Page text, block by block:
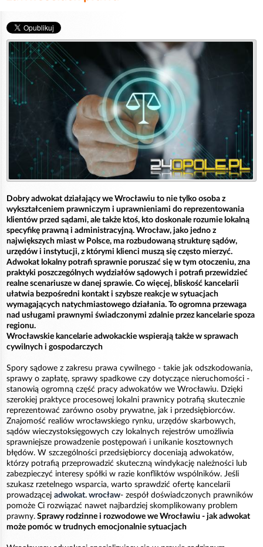
Dobry adwokat działający we Wrocławiu to nie tylko osoba z
wykształceniem prawniczym i uprawnieniami do reprezentowania
klientów przed sądami, ale także ktoś, kto doskonale rozumie lokalną
specyfikę prawną i administracyjną. Wrocław, jako jedno z
największych miast w Polsce, ma rozbudowaną strukturę sądów,
urzędów i instytucji, z którymi klienci muszą się często mierzyć.
Adwokat lokalny potrafi sprawnie poruszać się w tym otoczeniu, zna
praktyki poszczególnych wydziałów sądowych i potrafi przewidzieć
realne scenariusze w danej sprawie. Co więcej, bliskość kancelarii
ułatwia bezpośredni kontakt i szybsze reakcje w sytuacjach
wymagających natychmiastowego działania. To ogromna przewaga
nad usługami prawnymi świadczonymi zdalnie przez kancelarie spoza
regionu.
Wrocławskie kancelarie adwokackie wspierają także w sprawach
cywilnych i gospodarczych
Spory sądowe z zakresu prawa cywilnego - takie jak odszkodowania,
sprawy o zapłatę, sprawy spadkowe czy dotyczące nieruchomości -
stanowią ogromną część pracy adwokatów we Wrocławiu. Dzięki
szerokiej praktyce procesowej lokalni prawnicy potrafią skutecznie
reprezentować zarówno osoby prywatne, jak i przedsiębiorców.
Znajomość realiów wrocławskiego rynku, urzędów skarbowych,
sądów wieczystoksięgowych czy lokalnych rejestrów umożliwia
sprawniejsze prowadzenie postępowań i unikanie kosztownych
błędów. W szczególności przedsiębiorcy doceniają adwokatów,
którzy potrafią przeprowadzić skuteczną windykację należności lub
zabezpieczyć interesy spółki w razie konfliktów wspólników. Jeśli
szukasz rzetelnego wsparcia, warto sprawdzić ofertę kancelarii
prowadzącej adwokat. wrocław- zespół doświadczonych prawników
pomoże Ci rozwiązać nawet najbardziej skomplikowany problem
prawny. Sprawy rodzinne i rozwodowe we Wrocławiu - jak adwokat
może pomóc w trudnych emocjonalnie sytuacjach